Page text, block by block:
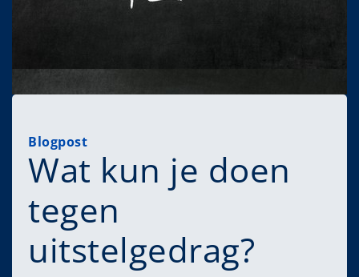
Blogpost
Wat kun je doen
tegen
uitstelgedrag?